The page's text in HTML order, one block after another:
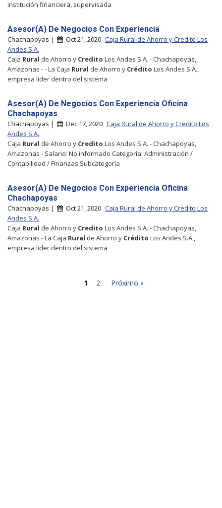
institución financiera, supervisada
Asesor(A) De Negocios Con Experiencia
Chachapoyas | Oct 21, 2020 Caja Rural de Ahorro y Credito Los
Andes S.A.
Caja Rural de Ahorro y Credito Los Andes S.A. - Chachapoyas,
Amazonas - - La Caja Rural de Ahorro y Crédito Los Andes S.A.,
empresa líder dentro del sistema
Asesor(A) De Negocios Con Experiencia Oficina
Chachapoyas
Chachapoyas | Dec 17, 2020 Caja Rural de Ahorro y Credito Los
Andes S.A.
Caja Rural de Ahorro y Credito Los Andes S.A. - Chachapoyas,
Amazonas - Salario: No informado Categoría: Administración /
Contabilidad / Finanzas Subcategoría
Asesor(A) De Negocios Con Experiencia Oficina
Chachapoyas
Chachapoyas | Oct 21, 2020 Caja Rural de Ahorro y Credito Los
Andes S.A.
Caja Rural de Ahorro y Credito Los Andes S.A. - Chachapoyas,
Amazonas - La Caja Rural de Ahorro y Crédito Los Andes S.A.,
empresa líder dentro del sistema
1 2 Próximo »